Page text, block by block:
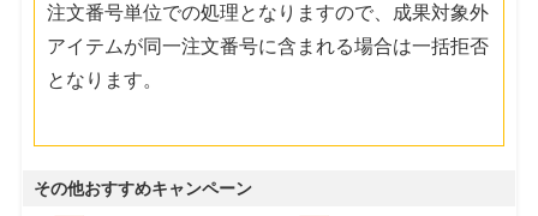
注文番号単位での処理となりますので、成果対象外
アイテムが同一注文番号に含まれる場合は一括拒否
となります。
その他おすすめキャンペーン